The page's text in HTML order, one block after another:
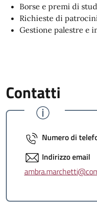
Borse e premi di
Richieste di
Gestione palestre e
Contatti
Numero di
Indirizzo email